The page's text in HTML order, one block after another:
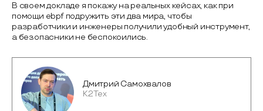
В своем докладе я покажу на реальных кейсах, как при
помощи ebpf подружить эти два мира, чтобы
разработчики и инженеры получили удобный инструмент,
а безопасники не беспокоились.
Дмитрий Самохвалов
К2Тех